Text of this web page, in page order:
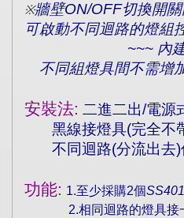
※牆壁ON/OFF切換開
可啟動不同迴路的燈組
~~~ 內
不同組燈具間不需增
安裝法: 二進二出/電源
黑線接燈具(完全不
不同迴路(分流出去)
功能: 1.至少採購2個SS401
2.相同迴路的燈具接